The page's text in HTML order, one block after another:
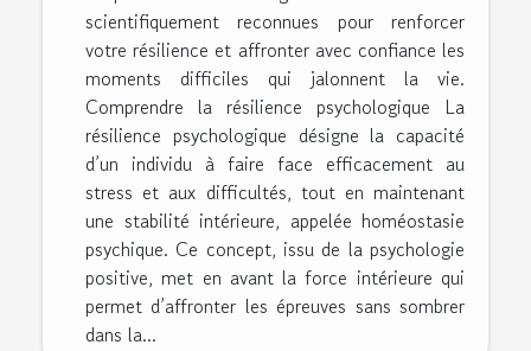
scientifiquement reconnues pour renforcer
votre résilience et affronter avec confiance les
moments difficiles qui jalonnent la vie.
Comprendre la résilience psychologique La
résilience psychologique désigne la capacité
d’un individu à faire face efficacement au
stress et aux difficultés, tout en maintenant
une stabilité intérieure, appelée homéostasie
psychique. Ce concept, issu de la psychologie
positive, met en avant la force intérieure qui
permet d’affronter les épreuves sans sombrer
dans la...